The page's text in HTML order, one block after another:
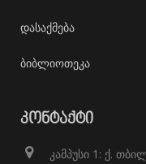
დასაქმება
ბიბლიოთეკა
ᲙᲝᲜᲢᲐᲥᲢᲘ
კამპუსი 1: ქ.